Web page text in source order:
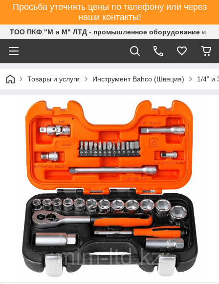
Просьба уточнять цены по телефону или через
наши контакты!
ТОО ПКФ "М и М" ЛТД - промышленное оборудование и
Товары и услуги Инструмент Bahco (Швеция) 1/4” и